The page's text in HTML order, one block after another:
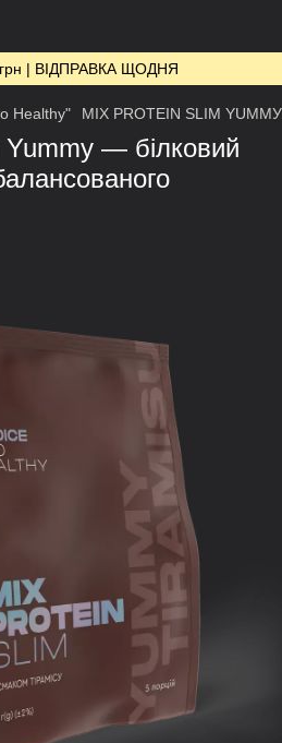
грн | ВІДПРАВКА ЩОДНЯ
Healthy" MIX PROTEIN SLIM
— білковий